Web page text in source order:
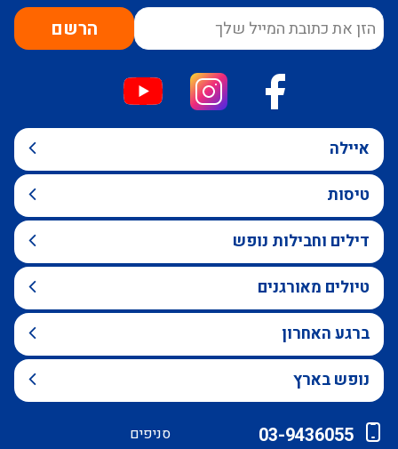
הרשם
איילה
טיסות
דילים וחבילות נופש
טיולים מאורגנים
ברגע האחרון
נופש בארץ
03-9436055
סניפים